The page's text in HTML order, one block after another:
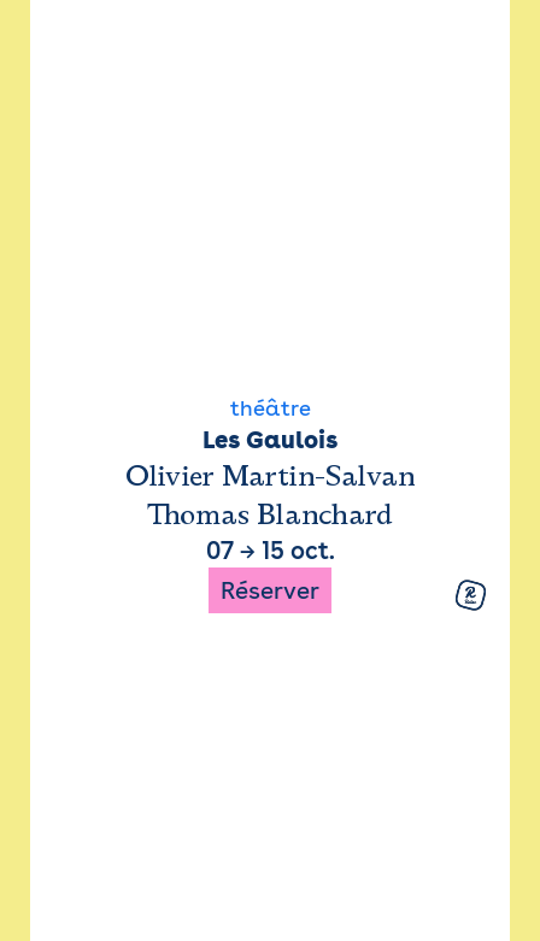
théâtre
Les Gaulois
Olivier Martin-Salvan
Thomas Blanchard
07→ 15 oct.
Réserver